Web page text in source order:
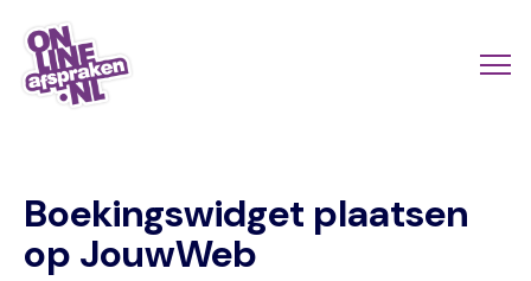
Naar
hoofdinhoud
Boekingswidget plaatsen
op JouwWeb